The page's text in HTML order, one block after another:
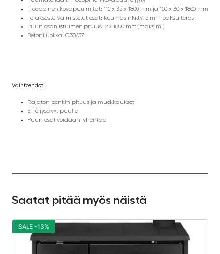
Trooppinen kovapuu mitat: 110 x 35 x 1800 mm ja 100 x 30 x 1800 mm
Teräksestä valmistetut osat: Kuumasinkitty, 5 mm paksu teräs
Puun osan istuimen pituus: 2 x 1800 mm (maksimi)
Betoniluokka: C30/37
Vaihtoehdot:
Rajaton penkin pituus ja muokkaukset
Eri öljysävyt puulle
Puun osat voidaan lyhentää
Saatat pitää myös näistä
SALE -13%